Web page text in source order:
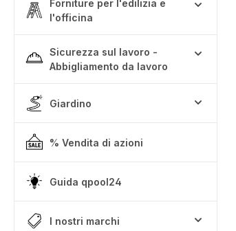
Forniture per l'edilizia e
l'officina
Sicurezza sul lavoro -
Abbigliamento da lavoro
Giardino
% Vendita di azioni
Guida qpool24
I nostri marchi